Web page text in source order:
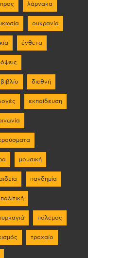
λάρνακα
ουκρανία
ένθετα
βιβλίο διεθνή
εκπαίδευση
μουσική
πανδημία
πολιτική
πόλεμος
τροχαίο